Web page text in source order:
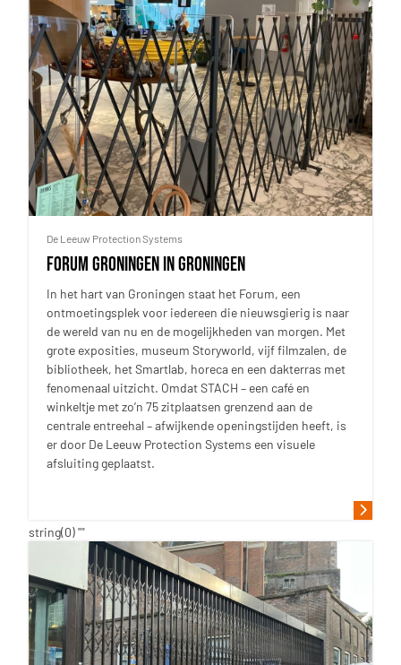
De Leeuw Protection Systems
Forum Groningen in Groningen
In het hart van Groningen staat het Forum, een
ontmoetingsplek voor iedereen die nieuwsgierig is naar
de wereld van nu en de mogelijkheden van morgen. Met
grote exposities, museum Storyworld, vijf filmzalen, de
bibliotheek, het Smartlab, horeca en een dakterras met
fenomenaal uitzicht. Omdat STACH – een café en
winkeltje met zo’n 75 zitplaatsen grenzend aan de
centrale entreehal – afwijkende openingstijden heeft, is
er door De Leeuw Protection Systems een visuele
afsluiting geplaatst.
string(0) ""